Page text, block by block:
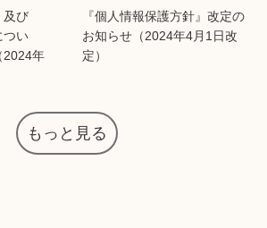
及び
つい
2024年
『個人情報保護方針』改定の
お知らせ（2024年4月1日改
定）
もっと見る